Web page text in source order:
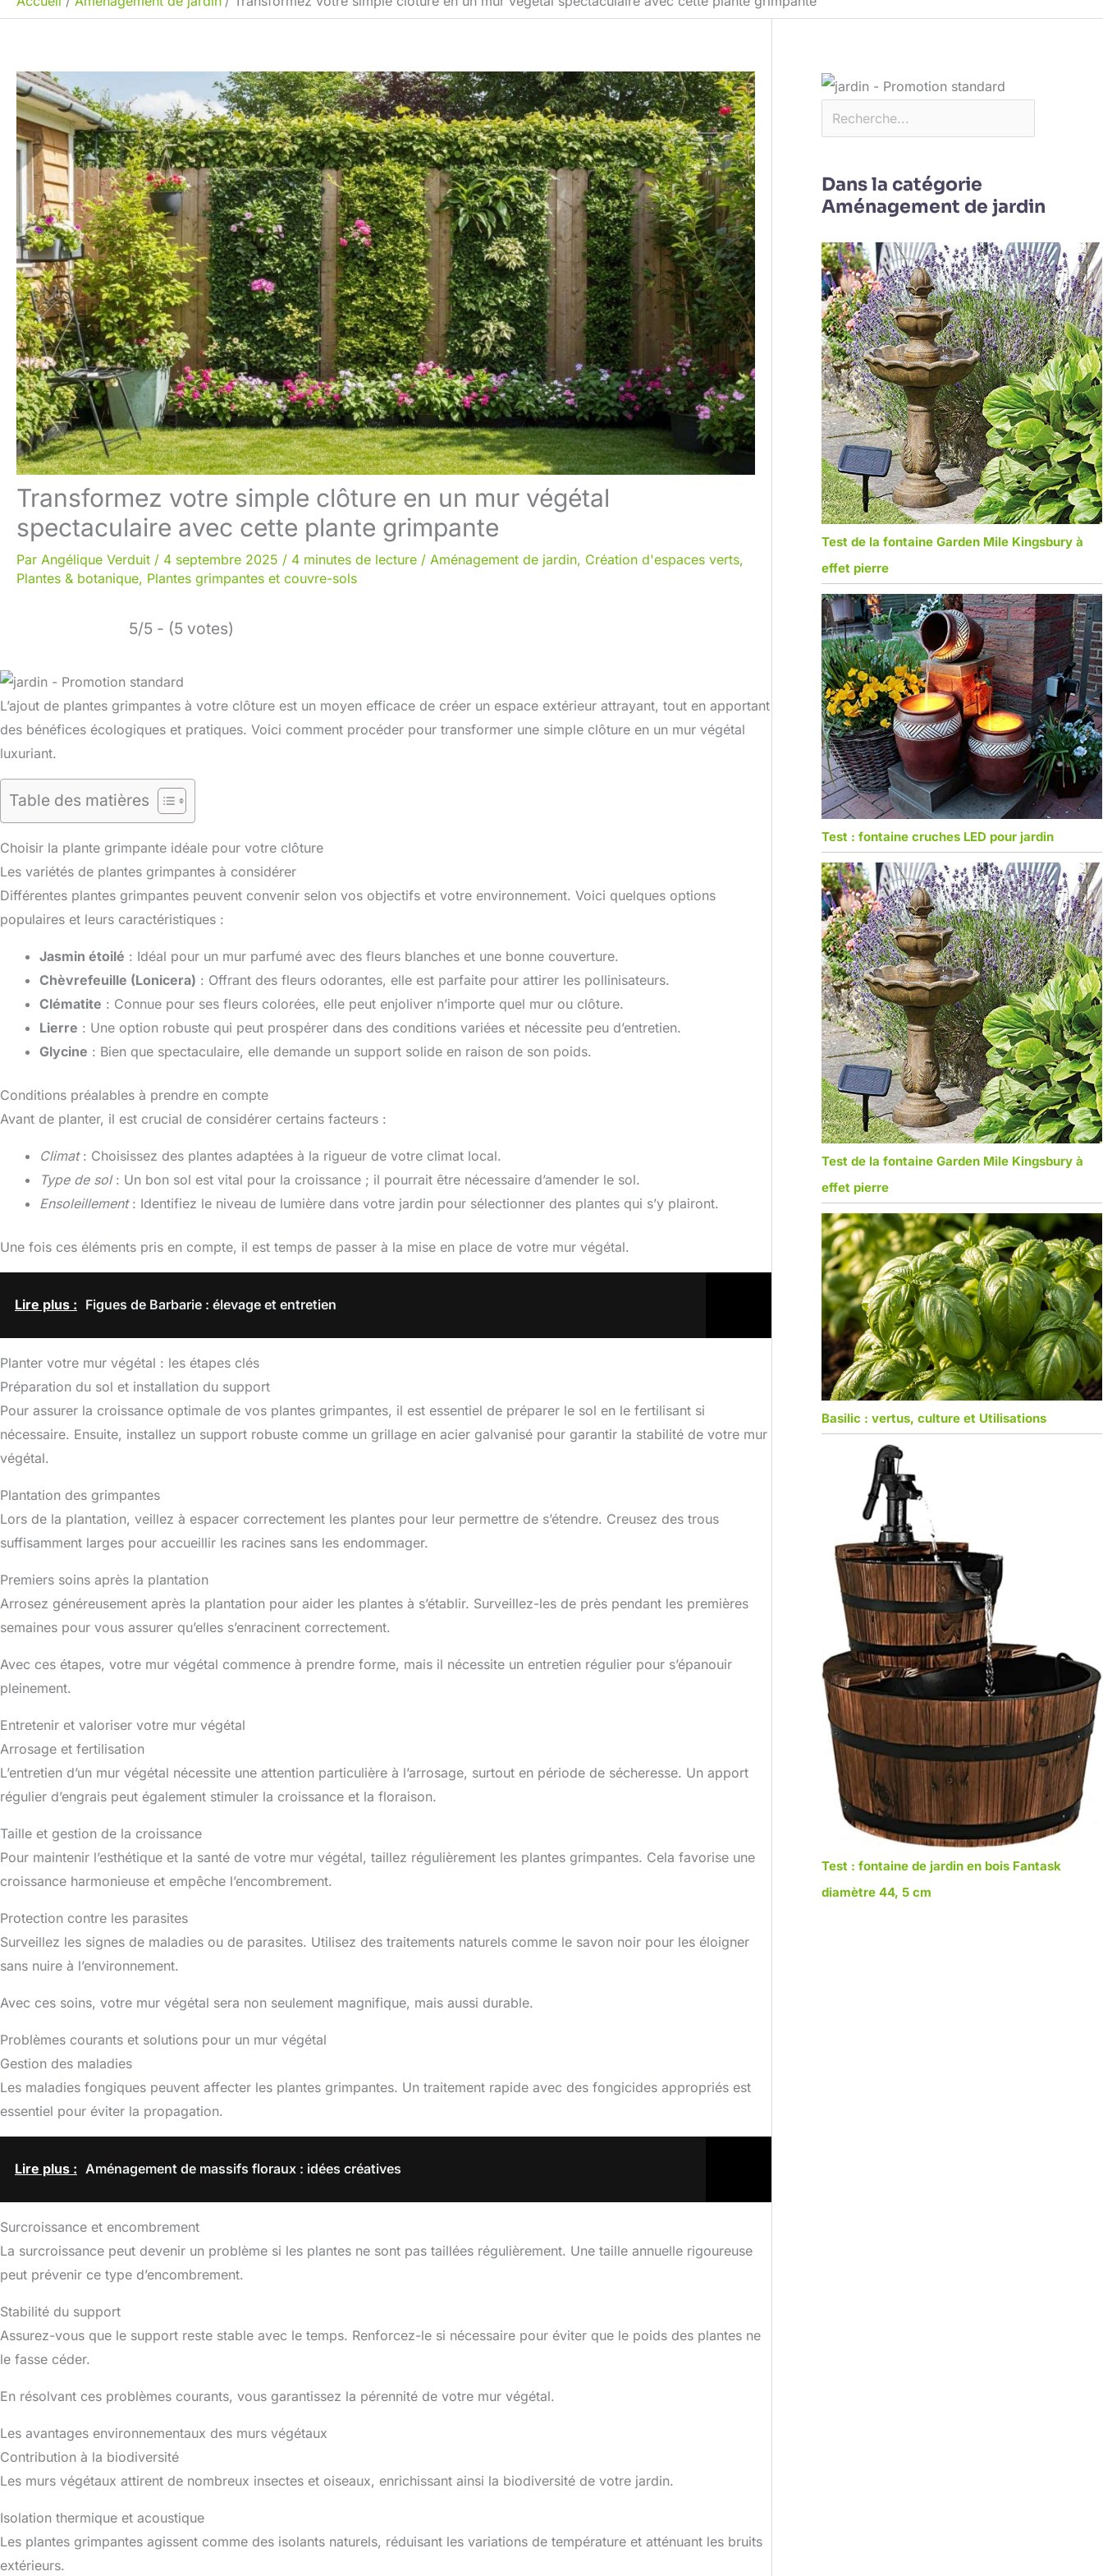
Transformez votre simple clôture en un mur végétal
spectaculaire avec cette plante grimpante
Par Angélique Verduit / 4 septembre 2025 / 4 minutes de lecture / Aménagement de jardin, Création d'espaces verts,
Plantes & botanique, Plantes grimpantes et couvre-sols
5/5 - (5 votes)
L’ajout de plantes grimpantes à votre clôture est un moyen efficace de créer un espace extérieur attrayant, tout en apportant
des bénéfices écologiques et pratiques. Voici comment procéder pour transformer une simple clôture en un mur végétal
luxuriant.
Table des matières
Choisir la plante grimpante idéale pour votre clôture
Les variétés de plantes grimpantes à considérer
Différentes plantes grimpantes peuvent convenir selon vos objectifs et votre environnement. Voici quelques options
populaires et leurs caractéristiques :
Jasmin étoilé : Idéal pour un mur parfumé avec des fleurs blanches et une bonne couverture.
Chèvrefeuille (Lonicera) : Offrant des fleurs odorantes, elle est parfaite pour attirer les pollinisateurs.
Clématite : Connue pour ses fleurs colorées, elle peut enjoliver n’importe quel mur ou clôture.
Lierre : Une option robuste qui peut prospérer dans des conditions variées et nécessite peu d’entretien.
Glycine : Bien que spectaculaire, elle demande un support solide en raison de son poids.
Conditions préalables à prendre en compte
Avant de planter, il est crucial de considérer certains facteurs :
Climat: Choisissez des plantes adaptées à la rigueur de votre climat local.
Type de sol: Un bon sol est vital pour la croissance ; il pourrait être nécessaire d’amender le sol.
Ensoleillement: Identifiez le niveau de lumière dans votre jardin pour sélectionner des plantes qui s’y plairont.
Une fois ces éléments pris en compte, il est temps de passer à la mise en place de votre mur végétal.
Lire plus : Figues de Barbarie : élevage et entretien
Planter votre mur végétal : les étapes clés
Préparation du sol et installation du support
Pour assurer la croissance optimale de vos plantes grimpantes, il est essentiel de préparer le sol en le fertilisant si
nécessaire. Ensuite, installez un support robuste comme un grillage en acier galvanisé pour garantir la stabilité de votre mur
végétal.
Plantation des grimpantes
Lors de la plantation, veillez à espacer correctement les plantes pour leur permettre de s’étendre. Creusez des trous
suffisamment larges pour accueillir les racines sans les endommager.
Premiers soins après la plantation
Arrosez généreusement après la plantation pour aider les plantes à s’établir. Surveillez-les de près pendant les premières
semaines pour vous assurer qu’elles s’enracinent correctement.
Avec ces étapes, votre mur végétal commence à prendre forme, mais il nécessite un entretien régulier pour s’épanouir
pleinement.
Entretenir et valoriser votre mur végétal
Arrosage et fertilisation
L’entretien d’un mur végétal nécessite une attention particulière à l’arrosage, surtout en période de sécheresse. Un apport
régulier d’engrais peut également stimuler la croissance et la floraison.
Taille et gestion de la croissance
Pour maintenir l’esthétique et la santé de votre mur végétal, taillez régulièrement les plantes grimpantes. Cela favorise une
croissance harmonieuse et empêche l’encombrement.
Protection contre les parasites
Surveillez les signes de maladies ou de parasites. Utilisez des traitements naturels comme le savon noir pour les éloigner
sans nuire à l’environnement.
Avec ces soins, votre mur végétal sera non seulement magnifique, mais aussi durable.
Problèmes courants et solutions pour un mur végétal
Gestion des maladies
Les maladies fongiques peuvent affecter les plantes grimpantes. Un traitement rapide avec des fongicides appropriés est
essentiel pour éviter la propagation.
Lire plus : Aménagement de massifs floraux : idées créatives
Surcroissance et encombrement
La surcroissance peut devenir un problème si les plantes ne sont pas taillées régulièrement. Une taille annuelle rigoureuse
peut prévenir ce type d’encombrement.
Stabilité du support
Assurez-vous que le support reste stable avec le temps. Renforcez-le si nécessaire pour éviter que le poids des plantes ne
le fasse céder.
En résolvant ces problèmes courants, vous garantissez la pérennité de votre mur végétal.
Les avantages environnementaux des murs végétaux
Contribution à la biodiversité
Les murs végétaux attirent de nombreux insectes et oiseaux, enrichissant ainsi la biodiversité de votre jardin.
Isolation thermique et acoustique
Les plantes grimpantes agissent comme des isolants naturels, réduisant les variations de température et atténuant les bruits
extérieurs.
Dans la catégorie
Aménagement de jardin
Test de la fontaine Garden Mile Kingsbury à
effet pierre
Test : fontaine cruches LED pour jardin
Test de la fontaine Garden Mile Kingsbury à
effet pierre
Basilic : vertus, culture et Utilisations
Test : fontaine de jardin en bois Fantask
diamètre 44, 5 cm